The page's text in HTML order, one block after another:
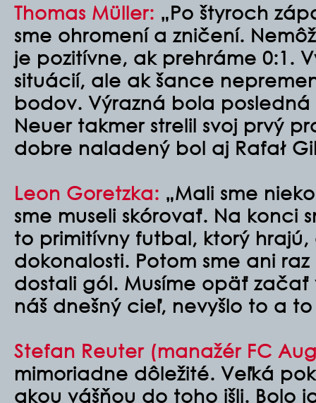
Thomas Müller: „Po štyroch
sme ohromení a zničení.
je pozitívne, ak prehráme 0:1.
situácií, ale ak šance
bodov. Výrazná bola
Neuer takmer strelil svoj prvý
dobre naladený bol aj Rafał
Leon Goretzka: „Mali sme
sme museli skórovať. Na konci
to primitívny futbal, ktorý
dokonalosti. Potom sme ani
dostali gól. Musíme opäť začať
náš dnešný cieľ, nevyšlo to a to
Stefan Reuter (manažér FC
mimoriadne dôležité. Veľká
akou vášňou do toho išli. Bolo